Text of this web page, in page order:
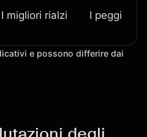
I migliori rialzi I peggiori
e possono differire dai